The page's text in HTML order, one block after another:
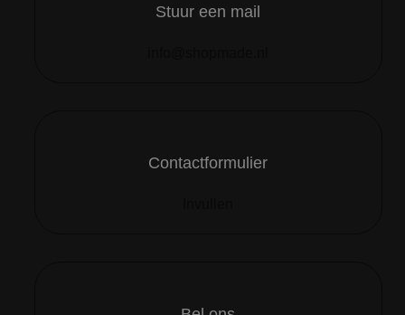
Stuur een mail
Contactformulier